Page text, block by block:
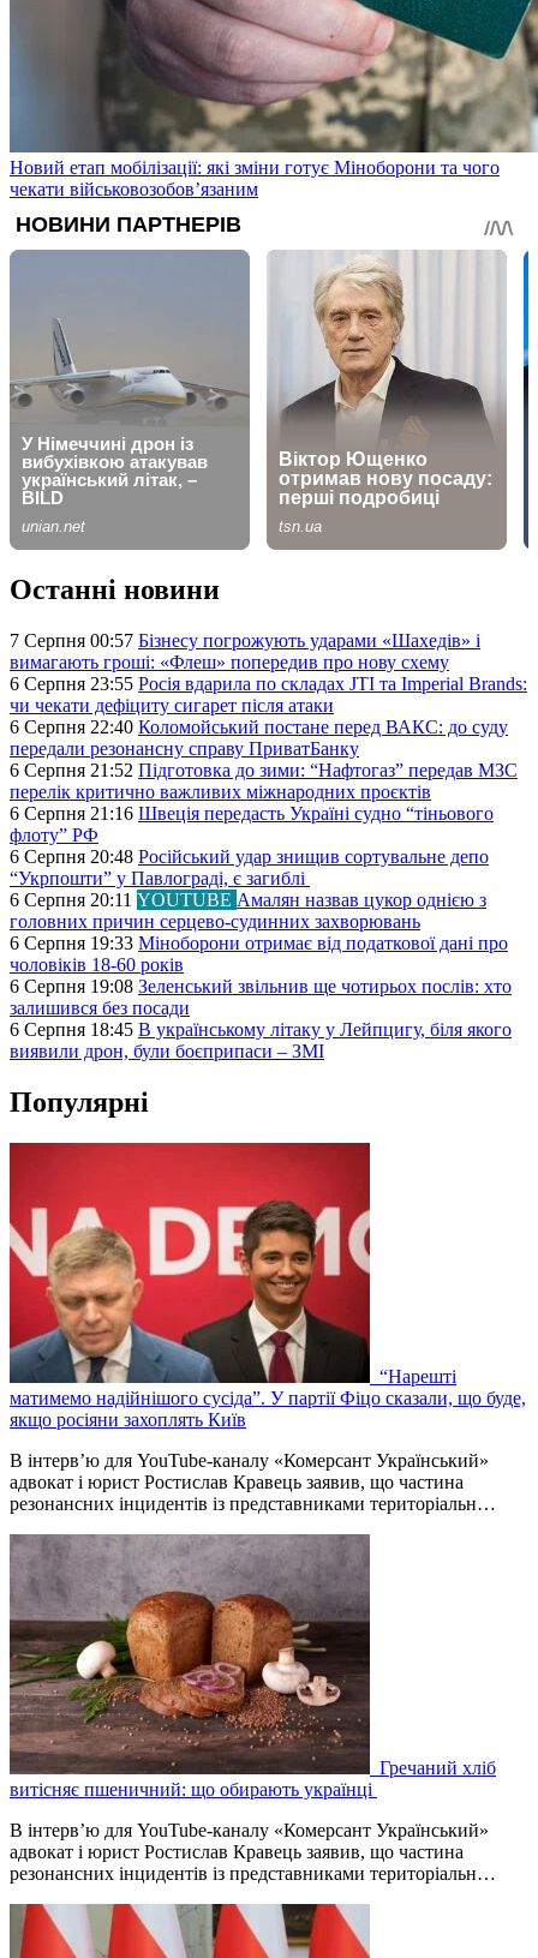
Новий етап мобілізації: які зміни готує Міноборони та чого
чекати військовозобов’язаним
Останні новини
7 Серпня 00:57 Бізнесу погрожують ударами «Шахедів» і
вимагають гроші: «Флеш» попередив про нову схему
6 Серпня 23:55 Росія вдарила по складах JTI та Imperial Brands:
чи чекати дефіциту сигарет після атаки
6 Серпня 22:40 Коломойський постане перед ВАКС: до суду
передали резонансну справу ПриватБанку
6 Серпня 21:52 Підготовка до зими: “Нафтогаз” передав МЗС
перелік критично важливих міжнародних проєктів
6 Серпня 21:16 Швеція передасть Україні судно “тіньового
флоту” РФ
6 Серпня 20:48 Російський удар знищив сортувальне депо
“Укрпошти” у Павлограді, є загиблі
6 Серпня 20:11 YOUTUBE Амалян назвав цукор однією з
головних причин серцево-судинних захворювань
6 Серпня 19:33 Міноборони отримає від податкової дані про
чоловіків 18-60 років
6 Серпня 19:08 Зеленський звільнив ще чотирьох послів: хто
залишився без посади
6 Серпня 18:45 В українському літаку у Лейпцигу, біля якого
виявили дрон, були боєприпаси – ЗМІ
Популярні
“Нарешті
матимемо надійнішого сусіда”. У партії Фіцо сказали, що буде,
якщо росіяни захоплять Київ
В інтерв’ю для YouTube-каналу «Комерсант Український»
адвокат і юрист Ростислав Кравець заявив, що частина
резонансних інцидентів із представниками територіальн…
Гречаний хліб
витісняє пшеничний: що обирають українці
В інтерв’ю для YouTube-каналу «Комерсант Український»
адвокат і юрист Ростислав Кравець заявив, що частина
резонансних інцидентів із представниками територіальн…